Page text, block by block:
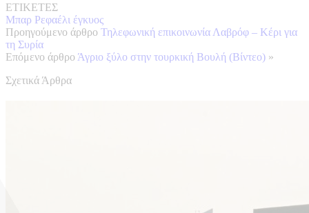
ΕΤΙΚΕΤΕΣ
Μπαρ Ρεφαέλι έγκυος
Προηγούμενο άρθρο Τηλεφωνική επικοινωνία Λαβρόφ – Κέρι για
τη Συρία
Επόμενο άρθρο Άγριο ξύλο στην τουρκική Βουλή (Βίντεο) »
Σχετικά Άρθρα